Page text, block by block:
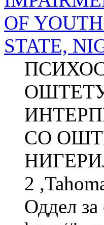
OF
STATE,
СО
2
Оддел за